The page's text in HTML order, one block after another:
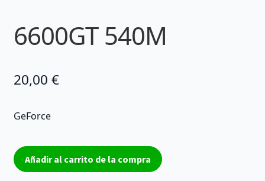
6600GT 540M
20,00 €
GeForce
6600GT
540M
Añadir al carrito de la compra